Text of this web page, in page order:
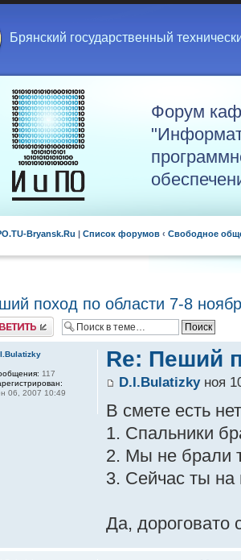
Брянский государственный
Форум
Bryansk.Ru | Список форумов ‹ Свободное
поход по области 7-8
Re: Пеший
D.I.Bulatizkyноя
В смете есть
1. Спальники
2. Мы не брали
3. Сейчас ты на
Да, дороговато
117
06, 2007 10:49